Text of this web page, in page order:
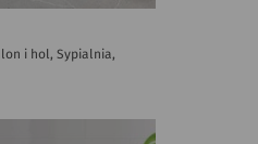
i hol, Sypialnia,